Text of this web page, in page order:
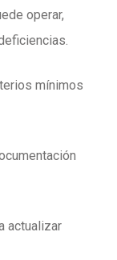
operar,
mínimos
actualizar